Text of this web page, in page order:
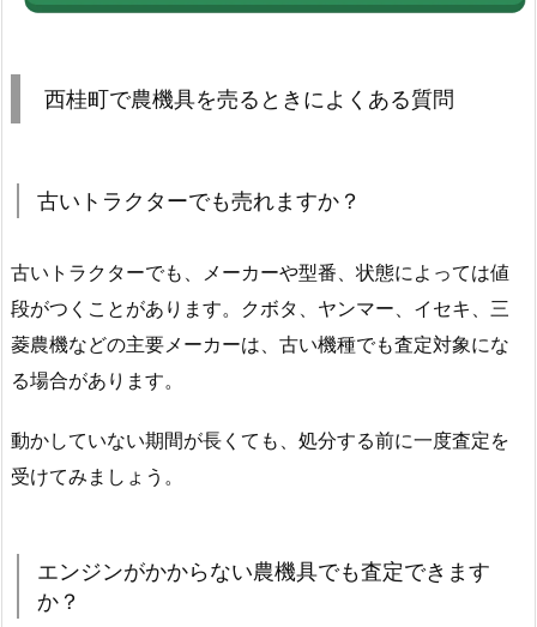
西桂町で農機具を売るときによくある質問
古いトラクターでも売れますか？
古いトラクターでも、メーカーや型番、状態によっては値
段がつくことがあります。クボタ、ヤンマー、イセキ、三
菱農機などの主要メーカーは、古い機種でも査定対象にな
る場合があります。
動かしていない期間が長くても、処分する前に一度査定を
受けてみましょう。
エンジンがかからない農機具でも査定できます
か？